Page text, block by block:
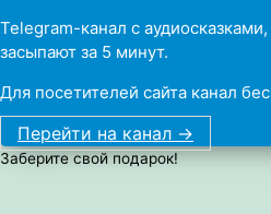
Telegram-канал с
засыпают за 5 минут.
Для посетителей сайта канал
Перейти на канал ->
Заберите свой подарок!